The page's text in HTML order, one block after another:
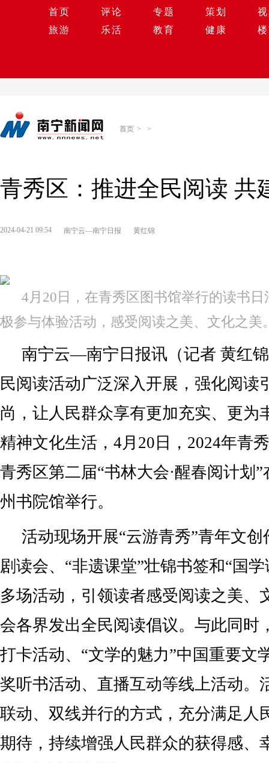
首页 评论 专题 策划
旅游
乐活 教育 健康
首页 > >
青秀区：推进全民阅读 共
2024-04-21 09:54 南宁云—南宁日报 黄红锦
4月20日，在青秀区图书馆举行的读书
极参与体验活动，感受阅读之美、文化之美
南宁云—南宁日报讯（记者 黄红
民阅读活动广泛深入开展，强化阅读
尚，让人民群众享有更加充实、更为
精神文化生活，4月20日，2024年青
青秀区第二届“书林大会·醒春阅计划
州书院馆举行。
活动现场开展“云游青秀”青年文
剧读会、“非遗课堂”壮锦书签和“国
多场活动，引领读者感受阅读之美、
会各界发出全民阅读倡议。与此同时
打卡活动、“文学的魅力”中国重要文
奖听书活动、直播互动等线上活动。
联动、双线并行的方式，充分满足人
期待，持续增强人民群众的获得感、